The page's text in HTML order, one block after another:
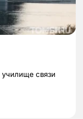
связи